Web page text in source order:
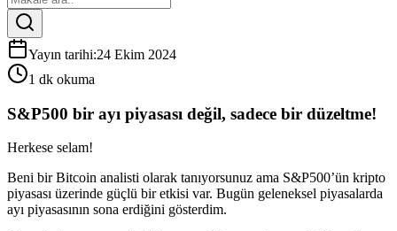
Yayın tarihi:24 Ekim 2024
1 dk okuma
S&P500 bir ayı piyasası değil, sadece bir düzeltme!
Herkese selam!
Beni bir Bitcoin analisti olarak tanıyorsunuz ama S&P500’ün kripto
piyasası üzerinde güçlü bir etkisi var. Bugün geleneksel piyasalarda
ayı piyasasının sona erdiğini gösterdim.